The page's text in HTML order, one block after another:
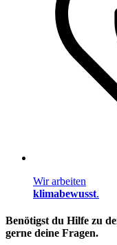
Wir arbeiten
klimabewusst.
Benötigst du Hilfe zu
gerne deine Fragen.